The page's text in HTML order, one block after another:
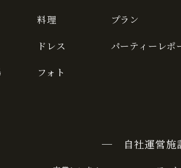
料理
ドレス
フォト
プラン
パーティーレポ
─ 自社運営